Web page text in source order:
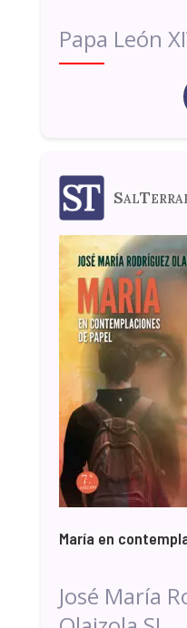
Papa León
María en
José María